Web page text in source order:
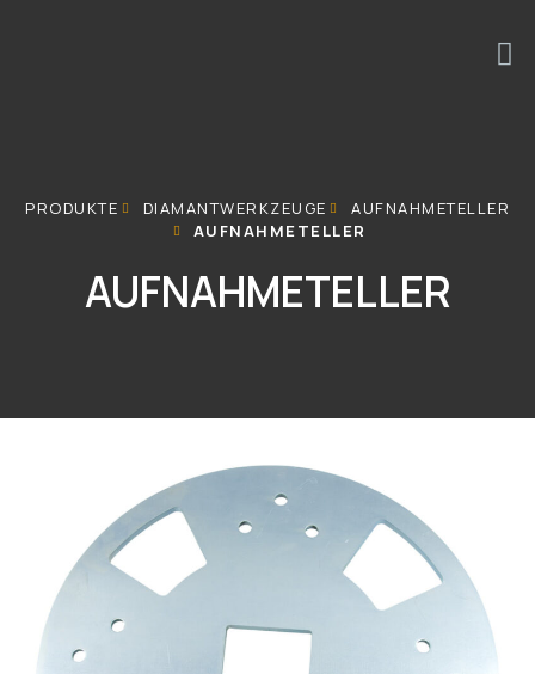
PRODUKTE DIAMANTWERKZEUGE
AUFNAHMETELLER
AUFNAHMETELLER
AUFNAHMETELLER